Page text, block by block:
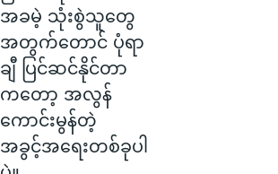
အခမဲ့ သုံးစွဲသူတွေ
အတွက်တောင် ပုံရာ
ချီ ပြင်ဆင်နိုင်တာ
ကတော့ အလွန်
ကောင်းမွန်တဲ့
အခွင့်အရေးတစ်ခုပါ